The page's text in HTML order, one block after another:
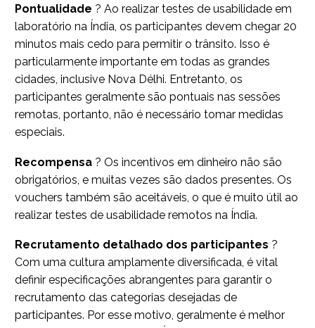
Pontualidade ? Ao realizar testes de usabilidade em
laboratório na Índia, os participantes devem chegar 20
minutos mais cedo para permitir o trânsito. Isso é
particularmente importante em todas as grandes
cidades, inclusive Nova Délhi. Entretanto, os
participantes geralmente são pontuais nas sessões
remotas, portanto, não é necessário tomar medidas
especiais.
Recompensa ? Os incentivos em dinheiro não são
obrigatórios, e muitas vezes são dados presentes. Os
vouchers também são aceitáveis, o que é muito útil ao
realizar testes de usabilidade remotos na Índia.
Recrutamento detalhado dos participantes ?
Com uma cultura amplamente diversificada, é vital
definir especificações abrangentes para garantir o
recrutamento das categorias desejadas de
participantes. Por esse motivo, geralmente é melhor